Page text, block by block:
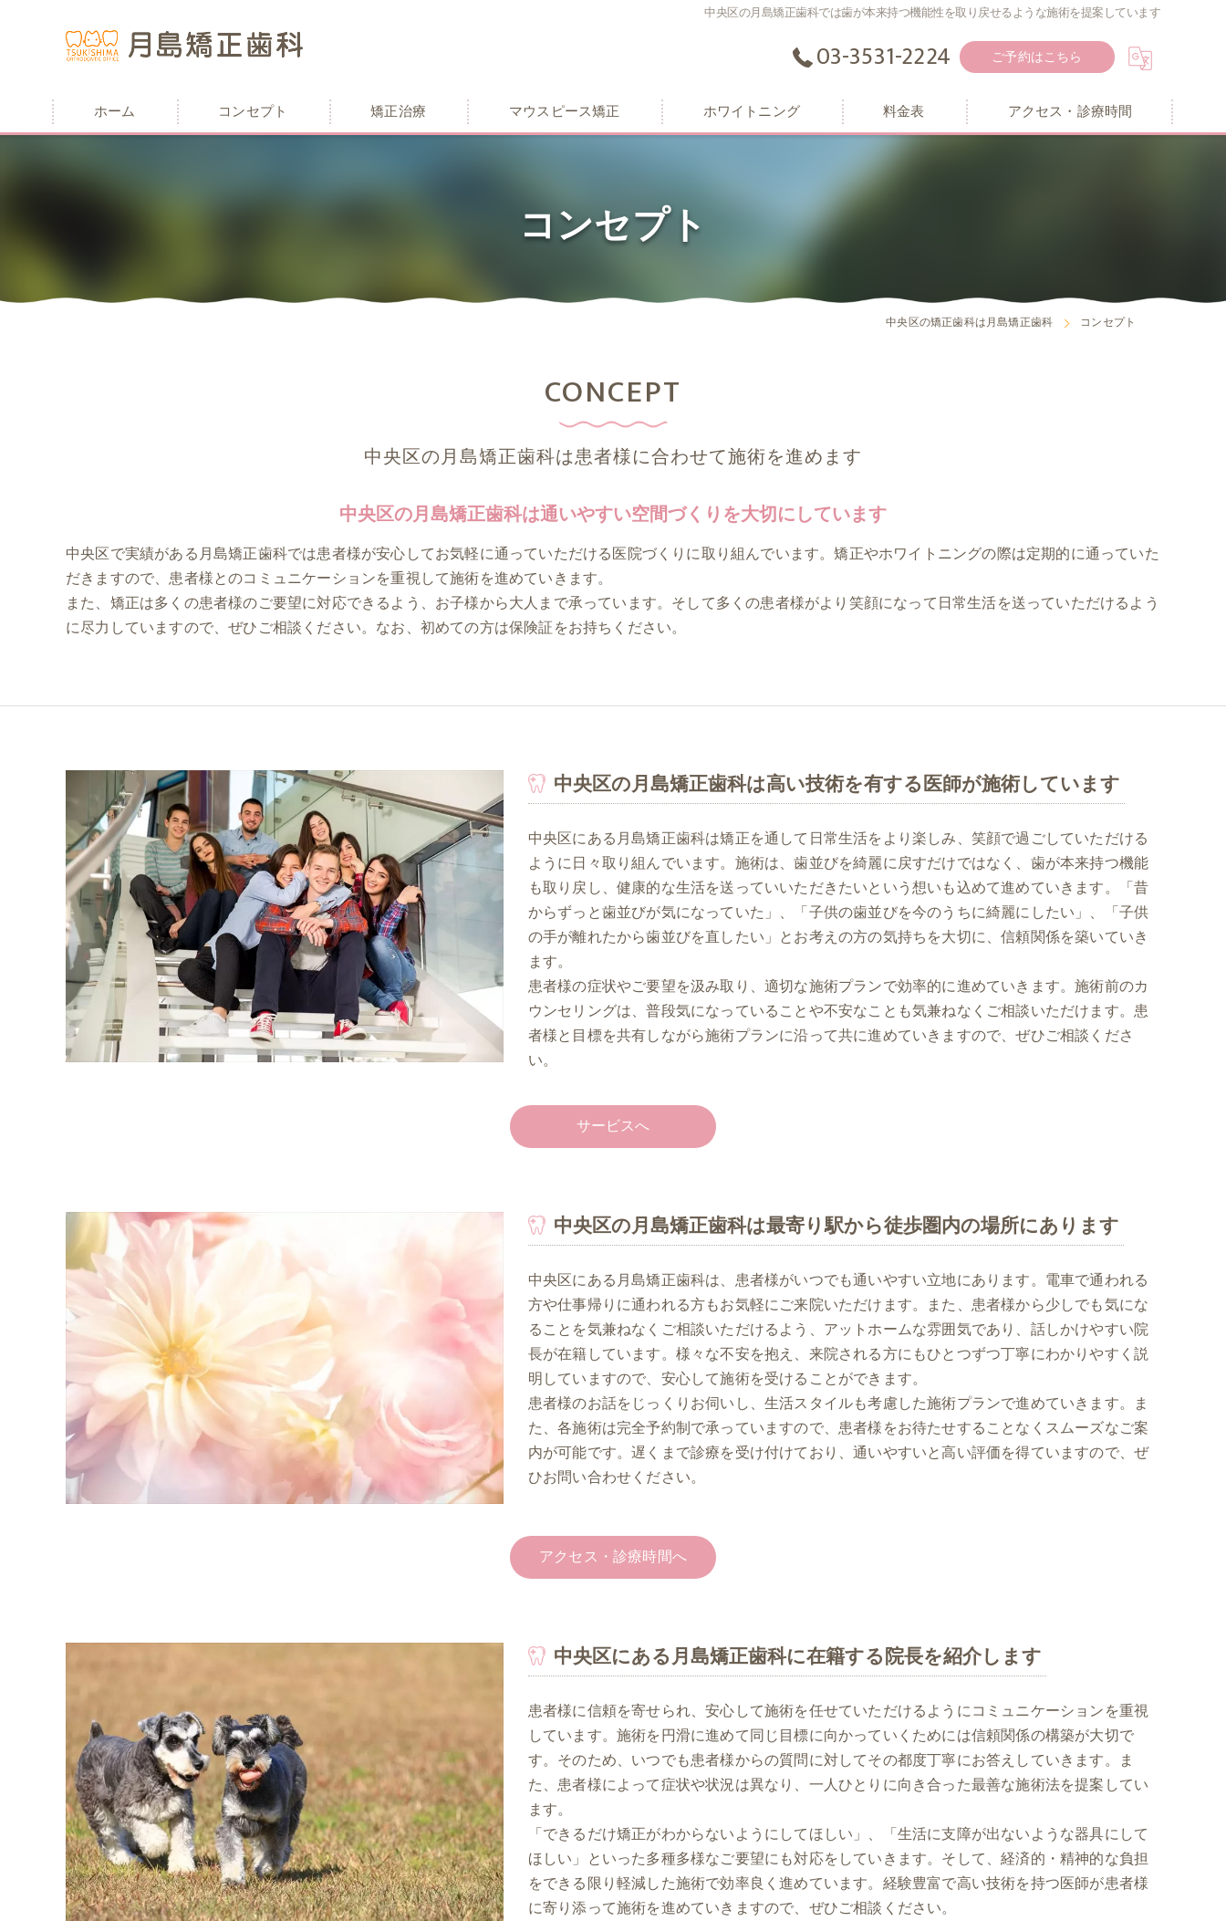
中央区の月島矯正歯科では歯が本来持つ機能性を取り戻せるような施術を提案しています
03-3531-2224 ご予約はこちら
ホーム コンセプト 矯正治療 マウスピース矯正 ホワイトニング 料金表 アクセス・診療時間
コンセプト
中央区の矯正歯科は月島矯正歯科 コンセプト
中央区の月島矯正歯科は患者様に合わせて施術を進めます
CONCEPT
中央区の月島矯正歯科は通いやすい空間づくりを大切にしています
中央区で実績がある月島矯正歯科では患者様が安心してお気軽に通っていただける医院づくりに取り組んでいます。矯正やホワイトニングの際は定期的に通っていた
だきますので、患者様とのコミュニケーションを重視して施術を進めていきます。
また、矯正は多くの患者様のご要望に対応できるよう、お子様から大人まで承っています。そして多くの患者様がより笑顔になって日常生活を送っていただけるよう
に尽力していますので、ぜひご相談ください。なお、初めての方は保険証をお持ちください。
中央区の月島矯正歯科は高い技術を有する医師が施術しています
中央区にある月島矯正歯科は矯正を通して日常生活をより楽しみ、笑顔で過ごしていただける
ように日々取り組んでいます。施術は、歯並びを綺麗に戻すだけではなく、歯が本来持つ機能
も取り戻し、健康的な生活を送っていいただきたいという想いも込めて進めていきます。「昔
からずっと歯並びが気になっていた」、「子供の歯並びを今のうちに綺麗にしたい」、「子供
の手が離れたから歯並びを直したい」とお考えの方の気持ちを大切に、信頼関係を築いていき
ます。
患者様の症状やご要望を汲み取り、適切な施術プランで効率的に進めていきます。施術前のカ
ウンセリングは、普段気になっていることや不安なことも気兼ねなくご相談いただけます。患
者様と目標を共有しながら施術プランに沿って共に進めていきますので、ぜひご相談くださ
い。
サービスへ
中央区の月島矯正歯科は最寄り駅から徒歩圏内の場所にあります
中央区にある月島矯正歯科は、患者様がいつでも通いやすい立地にあります。電車で通われる
方や仕事帰りに通われる方もお気軽にご来院いただけます。また、患者様から少しでも気にな
ることを気兼ねなくご相談いただけるよう、アットホームな雰囲気であり、話しかけやすい院
長が在籍しています。様々な不安を抱え、来院される方にもひとつずつ丁寧にわかりやすく説
明していますので、安心して施術を受けることができます。
患者様のお話をじっくりお伺いし、生活スタイルも考慮した施術プランで進めていきます。ま
た、各施術は完全予約制で承っていますので、患者様をお待たせすることなくスムーズなご案
内が可能です。遅くまで診療を受け付けており、通いやすいと高い評価を得ていますので、ぜ
ひお問い合わせください。
アクセス・診療時間へ
中央区にある月島矯正歯科に在籍する院長を紹介します
患者様に信頼を寄せられ、安心して施術を任せていただけるようにコミュニケーションを重視
しています。施術を円滑に進めて同じ目標に向かっていくためには信頼関係の構築が大切で
す。そのため、いつでも患者様からの質問に対してその都度丁寧にお答えしていきます。ま
た、患者様によって症状や状況は異なり、一人ひとりに向き合った最善な施術法を提案してい
ます。
「できるだけ矯正がわからないようにしてほしい」、「生活に支障が出ないような器具にして
ほしい」といった多種多様なご要望にも対応をしていきます。そして、経済的・精神的な負担
をできる限り軽減した施術で効率良く進めています。経験豊富で高い技術を持つ医師が患者様
に寄り添って施術を進めていきますので、ぜひご相談ください。